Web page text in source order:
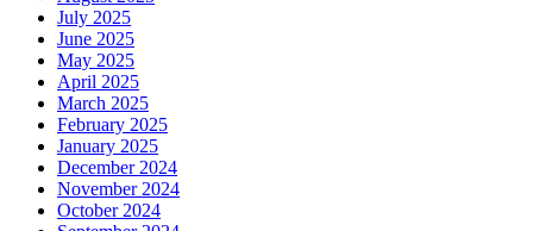
July 2025
June 2025
May 2025
April 2025
March 2025
February 2025
January 2025
December 2024
November 2024
October 2024